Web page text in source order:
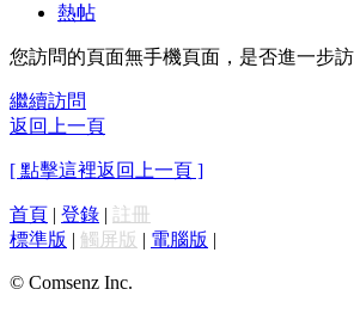
熱帖
您訪問的頁面無手機頁面，是否進一步
繼續訪問
返回上一頁
[ 點擊這裡返回上一頁 ]
首頁 | 登錄 | 註冊
標準版 | 觸屏版 | 電腦版 |
© Comsenz Inc.